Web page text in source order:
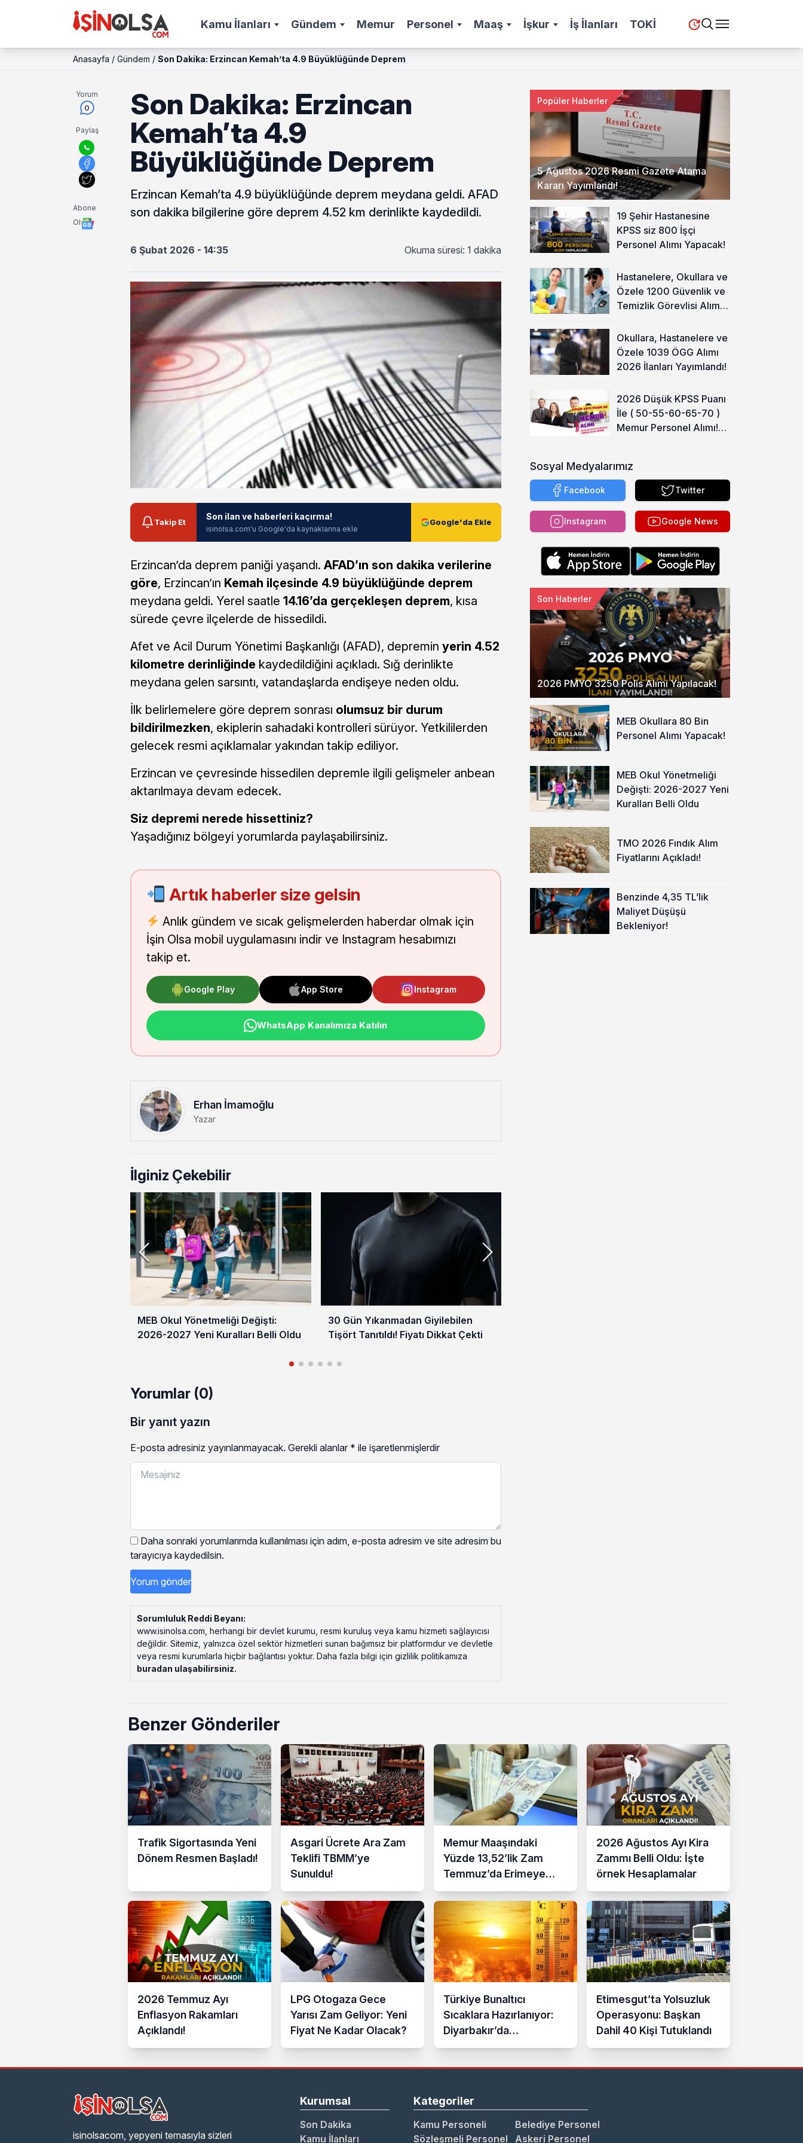
Kamu İlanları Gündem Memur Personel Maaş İşkur İş İlanları TOKİ
Anasayfa / Gündem / Son Dakika: Erzincan Kemah’ta 4.9 Büyüklüğünde Deprem
Yorum
0
Paylaş
Abone
Ol
Son Dakika: Erzincan
Kemah’ta 4.9
Büyüklüğünde Deprem
Erzincan Kemah’ta 4.9 büyüklüğünde deprem meydana geldi. AFAD
son dakika bilgilerine göre deprem 4.52 km derinlikte kaydedildi.
6 Şubat 2026 - 14:35 Okuma süresi: 1 dakika
Takip Et
Son ilan ve haberleri kaçırma!
isinolsa.com'u Google'da kaynaklarına ekle
Google'da Ekle
Erzincan’da deprem paniği yaşandı. AFAD’ın son dakika verilerine
göre, Erzincan’ın Kemah ilçesinde 4.9 büyüklüğünde deprem
meydana geldi. Yerel saatle 14.16’da gerçekleşen deprem, kısa
sürede çevre ilçelerde de hissedildi.
Afet ve Acil Durum Yönetimi Başkanlığı (AFAD), depremin yerin 4.52
kilometre derinliğinde kaydedildiğini açıkladı. Sığ derinlikte
meydana gelen sarsıntı, vatandaşlarda endişeye neden oldu.
İlk belirlemelere göre deprem sonrası olumsuz bir durum
bildirilmezken, ekiplerin sahadaki kontrolleri sürüyor. Yetkililerden
gelecek resmi açıklamalar yakından takip ediliyor.
Erzincan ve çevresinde hissedilen depremle ilgili gelişmeler anbean
aktarılmaya devam edecek.
Siz depremi nerede hissettiniz?
Yaşadığınız bölgeyi yorumlarda paylaşabilirsiniz.
Artık haberler size gelsin
Anlık gündem ve sıcak gelişmelerden haberdar olmak için
İşin Olsa mobil uygulamasını indir ve Instagram hesabımızı
takip et.
Google Play App Store Instagram
WhatsApp Kanalımıza Katılın
Erhan İmamoğlu
Yazar
İlginiz Çekebilir
MEB Okul Yönetmeliği Değişti:
2026-2027 Yeni Kuralları Belli Oldu
30 Gün Yıkanmadan Giyilebilen
Tişört Tanıtıldı! Fiyatı Dikkat Çekti
Yorumlar (0)
Bir yanıt yazın
E-posta adresiniz yayınlanmayacak. Gerekli alanlar * ile işaretlenmişlerdir
Daha sonraki yorumlarımda kullanılması için adım, e-posta adresim ve site adresim bu
tarayıcıya kaydedilsin.
Sorumluluk Reddi Beyanı:
www.isinolsa.com, herhangi bir devlet kurumu, resmi kuruluş veya kamu hizmeti sağlayıcısı
değildir. Sitemiz, yalnızca özel sektör hizmetleri sunan bağımsız bir platformdur ve devletle
veya resmi kurumlarla hiçbir bağlantısı yoktur. Daha fazla bilgi için gizlilik politikamıza
buradan ulaşabilirsiniz.
5 Ağustos 2026 Resmi Gazete Atama
Kararı Yayımlandı!
Popüler Haberler
19 Şehir Hastanesine
KPSS siz 800 İşçi
Personel Alımı Yapacak!
Hastanelere, Okullara ve
Özele 1200 Güvenlik ve
Temizlik Görevlisi Alımı
Okullara, Hastanelere ve
Özele 1039 ÖGG Alımı
2026 İlanları Yayımlandı!
2026 Düşük KPSS Puanı
İle ( 50-55-60-65-70 )
Memur Personel Alımı!
Sosyal Medyalarımız
Facebook Twitter
Instagram Google News
2026 PMYO 3250 Polis Alımı Yapılacak!
Son Haberler
MEB Okullara 80 Bin
Personel Alımı Yapacak!
MEB Okul Yönetmeliği
Değişti: 2026-2027 Yeni
Kuralları Belli Oldu
TMO 2026 Fındık Alım
Fiyatlarını Açıkladı!
Benzinde 4,35 TL’lik
Maliyet Düşüşü
Bekleniyor!
Benzer Gönderiler
Trafik Sigortasında Yeni
Dönem Resmen Başladı!
Asgari Ücrete Ara Zam
Teklifi TBMM’ye
Sunuldu!
Memur Maaşındaki
Yüzde 13,52’lik Zam
Temmuz’da Erimeye
Başladı
2026 Ağustos Ayı Kira
Zammı Belli Oldu: İşte
örnek Hesaplamalar
2026 Temmuz Ayı
Enflasyon Rakamları
Açıklandı!
LPG Otogaza Gece
Yarısı Zam Geliyor: Yeni
Fiyat Ne Kadar Olacak?
Türkiye Bunaltıcı
Sıcaklara Hazırlanıyor:
Diyarbakır’da
Termometreler 43
Etimesgut’ta Yolsuzluk
Operasyonu: Başkan
Dahil 40 Kişi Tutuklandı
isinolsacom, yepyeni temasıyla sizleri
Kurumsal
Son Dakika
Kamu İlanları
Kategoriler
Kamu Personeli
Belediye Personel
Sözleşmeli Personel
Askeri Personel